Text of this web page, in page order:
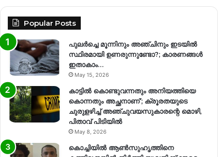
Popular Posts
പുലർച്ചെ മൂന്നിനും അഞ്ചിനും ഇടയിൽ
സ്ഥിരമായി ഉണരുന്നുണ്ടോ?; കാരണങ്ങള്‍
ഇതാകാം…
May 15, 2026
കാട്ടിൽ കൊണ്ടുവന്നതും അനിയത്തിയെ
കൊന്നതും അച്ഛനാണ്’; ക്രൂരതയുടെ
ചുരുളഴിച്ച് അഞ്ചുവയസുകാരന്റെ മൊഴി,
പിതാവ് പിടിയിൽ
May 8, 2026
കൊച്ചിയിൽ ആൺസുഹൃത്തിനെ